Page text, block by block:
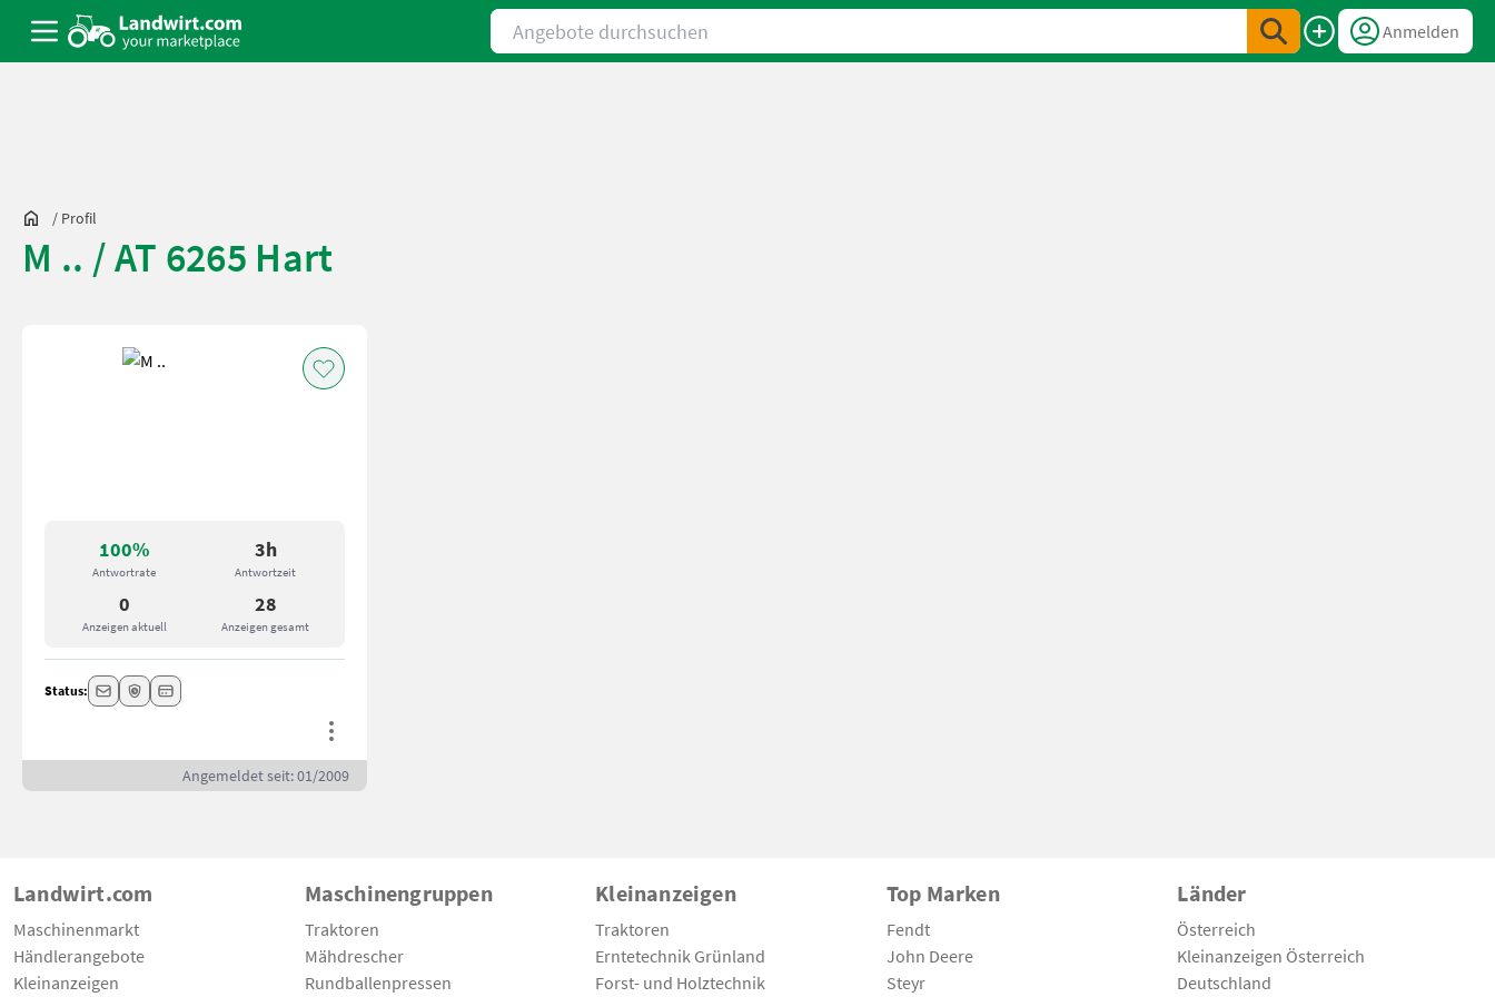
Angebote durchsuchen
Anmelden
/ Profil
M .. / AT 6265 Hart
100%
Antwortrate
3h
Antwortzeit
0
Anzeigen aktuell
28
Anzeigen gesamt
Status:
Angemeldet seit: 01/2009
Landwirt.com
Maschinenmarkt
Händlerangebote
Kleinanzeigen
Maschinengruppen
Traktoren
Mähdrescher
Rundballenpressen
Kleinanzeigen
Traktoren
Erntetechnik Grünland
Forst- und Holztechnik
Top Marken
Fendt
John Deere
Steyr
Länder
Österreich
Kleinanzeigen Österreich
Deutschland